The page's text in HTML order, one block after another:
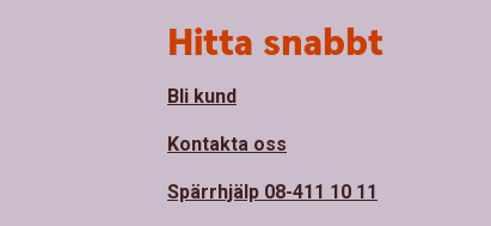
Hitta snabbt
Bli kund
Kontakta oss
Spärrhjälp 08-411 10 11